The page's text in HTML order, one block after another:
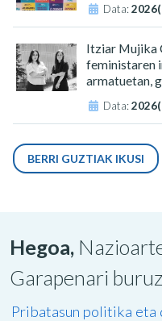
Data:
Itziar Mujika
feministaren
armatuetan,
Data:
BERRI GUZTIAK IKUSI
Hegoa,
Garapenari
Pribatasun politika eta